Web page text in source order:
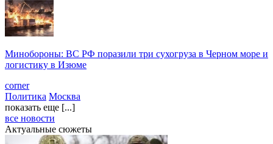
Минобороны: ВС РФ поразили три сухогруза в Черном море и
логистику в Изюме
corner
Политика Москва
показать еще [...]
все новости
Актуальные сюжеты